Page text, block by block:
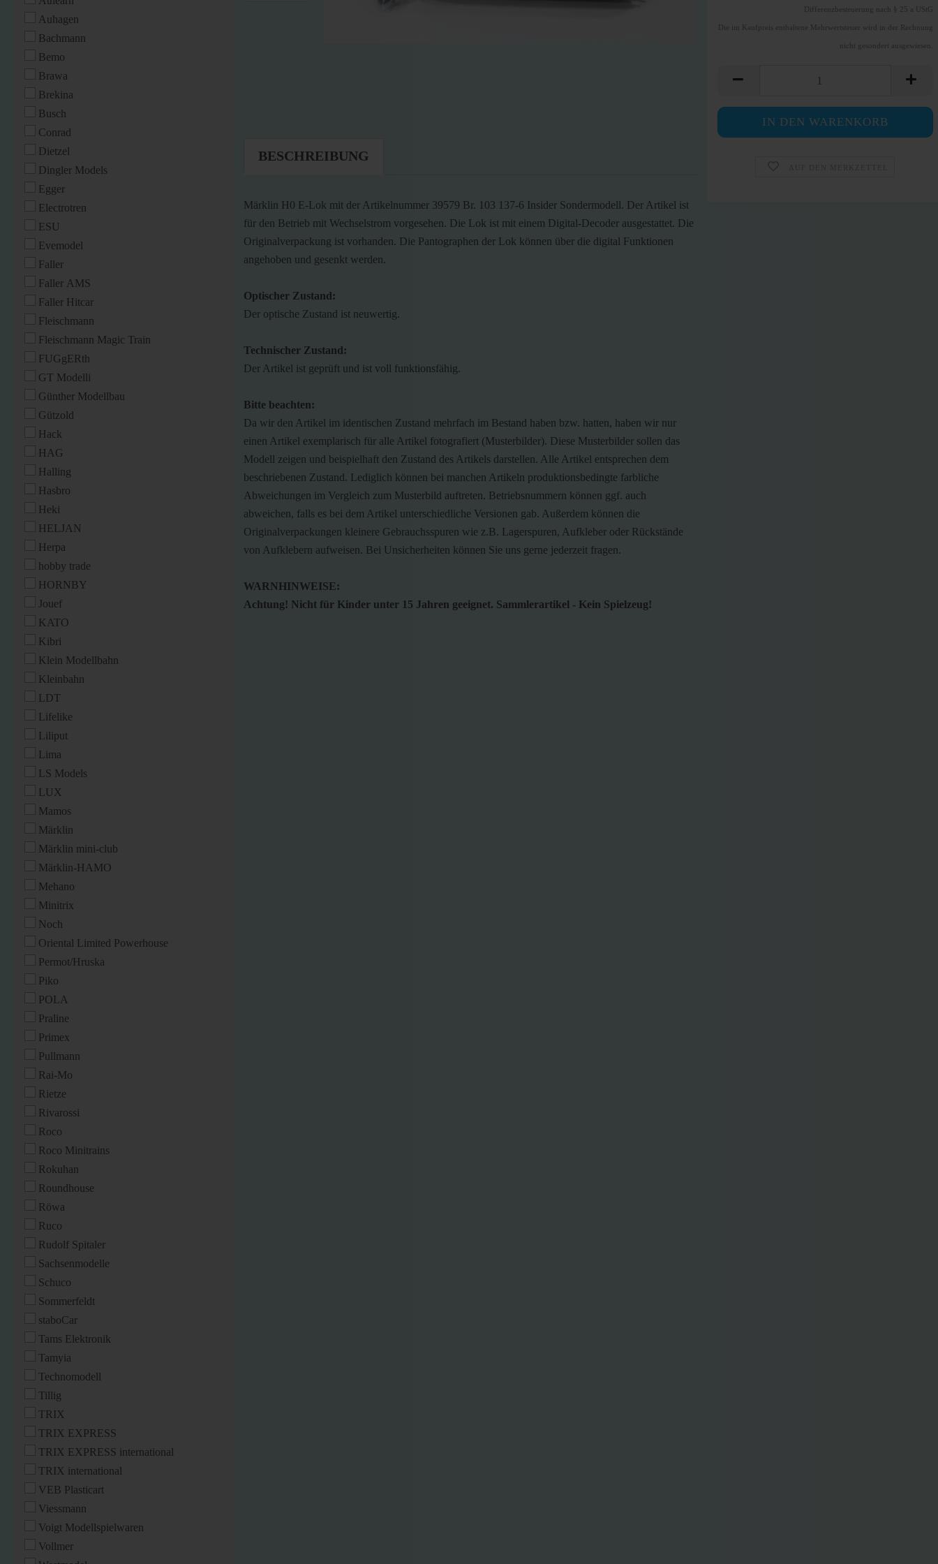
Differenzbesteuerung nach § 25 a UStG
Die im Kaufpreis enthaltene Mehrwertsteuer wird in der Rechnung
nicht gesondert ausgewiesen.
BESCHREIBUNG
Märklin H0 E-Lok mit der Artikelnummer 39579 Br. 103 137-6 Insider Sondermodell. Der Artikel ist
für den Betrieb mit Wechselstrom vorgesehen. Die Lok ist mit einem Digital-Decoder ausgestattet. Die
Originalverpackung ist vorhanden. Die Pantographen der Lok können über die digital Funktionen
angehoben und gesenkt werden.
Optischer Zustand:
Der optische Zustand ist neuwertig.
Technischer Zustand:
Der Artikel ist geprüft und ist voll funktionsfähig.
Bitte beachten:
Da wir den Artikel im identischen Zustand mehrfach im Bestand haben bzw. hatten, haben wir nur
einen Artikel exemplarisch für alle Artikel fotografiert (Musterbilder). Diese Musterbilder sollen das
Modell zeigen und beispielhaft den Zustand des Artikels darstellen. Alle Artikel entsprechen dem
beschriebenen Zustand. Lediglich können bei manchen Artikeln produktionsbedingte farbliche
Abweichungen im Vergleich zum Musterbild auftreten. Betriebsnummern können ggf. auch
abweichen, falls es bei dem Artikel unterschiedliche Versionen gab. Außerdem können die
Originalverpackungen kleinere Gebrauchsspuren wie z.B. Lagerspuren, Aufkleber oder Rückstände
von Aufklebern aufweisen. Bei Unsicherheiten können Sie uns gerne jederzeit fragen.
WARNHINWEISE:
Achtung! Nicht für Kinder unter 15 Jahren geeignet. Sammlerartikel - Kein Spielzeug!
Auhagen
Bachmann
Bemo
Brawa
Brekina
Busch
Conrad
Dietzel
Dingler Models
Egger
Electrotren
ESU
Evemodel
Faller
Faller AMS
Faller Hitcar
Fleischmann
Fleischmann Magic Train
FUGgERth
GT Modelli
Günther Modellbau
Gützold
Hack
HAG
Halling
Hasbro
Heki
HELJAN
Herpa
hobby trade
HORNBY
Jouef
KATO
Kibri
Klein Modellbahn
Kleinbahn
LDT
Lifelike
Liliput
Lima
LS Models
LUX
Mamos
Märklin
Märklin mini-club
Märklin-HAMO
Mehano
Minitrix
Noch
Oriental Limited Powerhouse
Permot/Hruska
Piko
POLA
Praline
Primex
Pullmann
Rai-Mo
Rietze
Rivarossi
Roco
Roco Minitrains
Rokuhan
Roundhouse
Röwa
Ruco
Rudolf Spitaler
Sachsenmodelle
Schuco
Sommerfeldt
staboCar
Tams Elektronik
Tamyia
Technomodell
Tillig
TRIX
TRIX EXPRESS
TRIX EXPRESS international
TRIX international
VEB Plasticart
Viessmann
Voigt Modellspielwaren
Vollmer